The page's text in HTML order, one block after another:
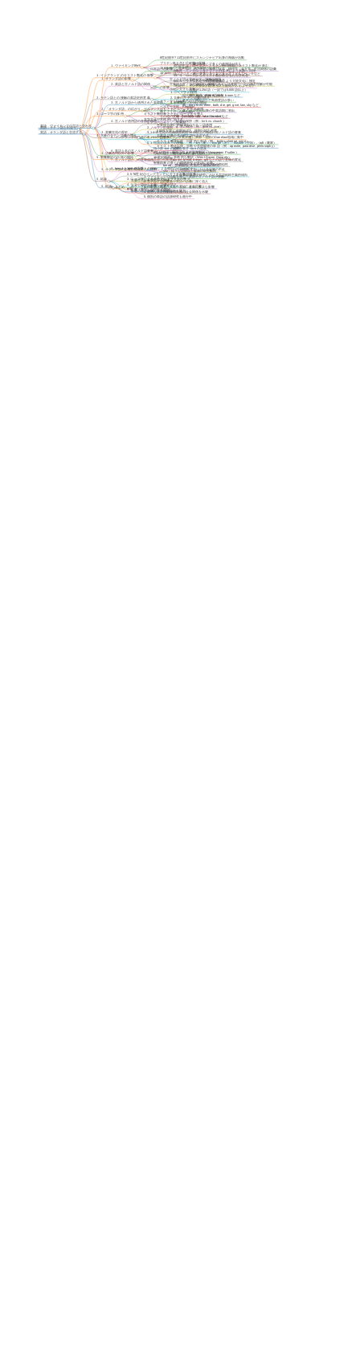
例：deck, skipper, yacht, boom など
総数約1,254語（一説では5,000語以上）
15-16世紀が借用のピーク
13世紀から借用が始まる
例：メス、コップ、ランプ、ゴム、ペンキなど
主に医学、薬学、化学、物理学、天文学、生活関係の語彙
蘭学を通じて多くの借用語が流入
影響の過小評価には学術的偏向も関与
オランダ語の影響は従来考えられていたより広範
英蘭交流は長期的かつ密接
3. 従来の英語史研究における言語純粋主義的傾向
2. 非標準方言における証拠の不足
1. 英語とオランダ語の語形の類似性
方言への影響
特定の綴字習慣（ghost の gh など）
指小辞 -kin の使用
5. 17世紀の北米での接触
4. 16-17世紀のオランダ繁栄期
3. 14-15世紀の毛織物貿易期
2. ノルマン征服期
1. アングロサクソン渡来期
その他の変種：Netherlandic, Low German など
南アフリカ：Afrikaans
ベルギー北部：Flemish
オランダ：Dutch
英語への影響
日本語への影響
6. 結論
5. オランダ語の影響が軽視された理由
4. 語彙借用以外の影響
3. 英蘭交流の歴史
2. 「オランダ語」の広がり
1. オランダ語の影響
英語，オランダ語と交流する
5. 個別の単語の語源研究も進行中
4. 濃密な言語接触は両民族の社会関係を示唆
3. 日常語、地名、人名、音韻、意味に多大な影響
2. 古ノルド語の要素が英語の語彙に深く流入
1. ヴァイキングの活動を通じて英語と古ノルド語が接触
she：様々な語源説と最新の研究動向
bread：意味借用の可能性と最新の研究
bloom, bread, dream, gift などの語で意味の変化
地名と人名における両言語の混交
父称を表す -son の普及
例：-by（町）, -thorpe（村）, -thwaite（空地）, -toft（農家）
主に東部・北部のDanelaw地域に集中
1400以上の地名に古ノルド語の要素
g- 音の保持（例：give vs. yive）
k- 音の保持（例：kirk vs. church）
sk- 音の保持（例：skirt vs. shirt）
多くが12世紀以降の中英語期に初出
例：they, their, them, both, die, get, give, law, sky など
基本語や機能語など高頻度語が多い
現代標準英語に約900語残存
ルーン文字も共有
古英語と古ノルド語は近い関係にあり、話者間で一定の相互理解が可能
古ノルド語は北ゲルマン語派の祖語
1016年にはヴァイキングの首領カヌートがイングランド王に
780年代から襲来開始、870年代から定住
ブリテン島を含む広範囲に展開
8世紀後半?11世紀前半にスカンジナビア出身の海賊が活動
9. まとめ
8. bread と she の語源
7. 古ノルド語からの意味借用
6. 英語人名の古ノルド語要素
5. イングランドの地名の古ノルド語要素
4. 古ノルド借用語の音韻的特徴
3. 古ノルド語から借用された英単語
2. 英語と古ノルド語の関係
1. ヴァイキング時代
英語，ヴァイキングの言語と交わる
5. 聖書（表現）の伝統の開始
4. ラテン語から大量に語彙が流入
3. ローマ字による本格的な文字文化の導入
2. 5?6世紀のイングランドにキリスト教が伝来
1. ラテン語との接触による強烈なインパクト
聖書由来の多くの慣用表現が英語に定着
10世紀後半：本格的な翻訳（West-Saxon Gospels）
9世紀半ば：最初の部分的聖書翻訳（Vespasian Psalter）
キリスト教化以後：宗教や学問関連の単語（例：apostle, paradise, philosophy）
キリスト教化以前：日常的な単語（例：butter, cheese, wine）
古英語語彙全体の約1.75%を占める
650年を境に前期300語、後期300語程度
古英語以前に約600語のラテン語借用
文字文化が本格的に始まる
キリスト教伝来とともにローマ字を導入
ゲルマン人はもともとルーン文字を使用
3. 聖書翻訳の伝統の開始
2. 大量のラテン語彙の流入
1. ローマ字の採用
7世紀中：イングランドのキリスト教化がおおよそ完了
664年：ウィットビーの宗教会議により大陸文化に接近
597年：ローマからキリスト教が再びもたらされる
449年：アングロ・サクソン人の渡来により異教へ回帰
4世紀半ば：ローマン・ブリテン時代後期にキリスト教化が進む
6. 結論
5. 聖書翻訳の伝統の開始
4. 大量のラテン語彙の流入
3. ローマ字の採用
2. ラテン語との接触の英語史的意義
1. イングランドのキリスト教化の衝撃
英語，ラテン語と出会う